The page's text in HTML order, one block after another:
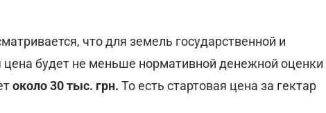
что для земель государственной и
цена будет не меньше нормативной денежной оценки
около 30 тыс. грн. То есть стартовая цена за гектар